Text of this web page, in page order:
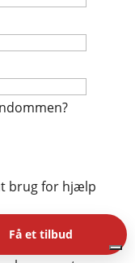
brug for hjælp
Få et tilbud